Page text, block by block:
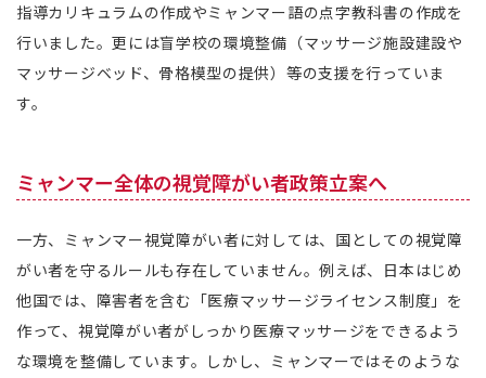
指導カリキュラムの作成やミャンマー語の点字教科書の作成を
行いました。更には盲学校の環境整備（マッサージ施設建設や
マッサージベッド、骨格模型の提供）等の支援を行っていま
す。
ミャンマー全体の視覚障がい者政策立案へ
一方、ミャンマー視覚障がい者に対しては、国としての視覚障
がい者を守るルールも存在していません。例えば、日本はじめ
他国では、障害者を含む「医療マッサージライセンス制度」を
作って、視覚障がい者がしっかり医療マッサージをできるよう
な環境を整備しています。しかし、ミャンマーではそのような